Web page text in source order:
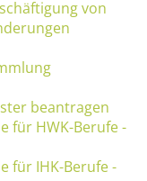
von
beantragen
für HWK-Berufe -
für IHK-Berufe -